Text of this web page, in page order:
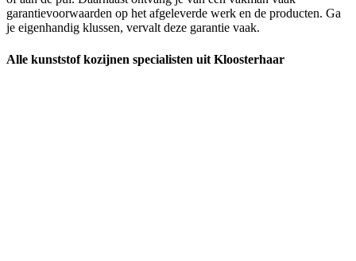
garantievoorwaarden op het afgeleverde werk en de producten. Ga
je eigenhandig klussen, vervalt deze garantie vaak.
Alle kunststof kozijnen specialisten uit Kloosterhaar